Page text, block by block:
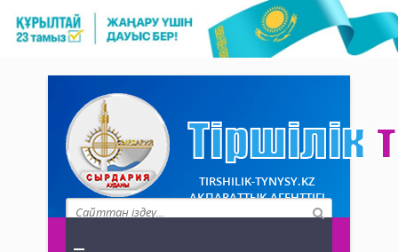
TIRSHILIK-TYNYSY.KZ
АҚПАРАТТЫҚ АГЕНТТІГІ